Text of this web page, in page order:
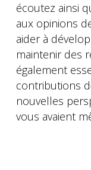
écoutez ainsi
aux opinions
aider à
maintenir des
également
contributions
nouvelles
vous avaient